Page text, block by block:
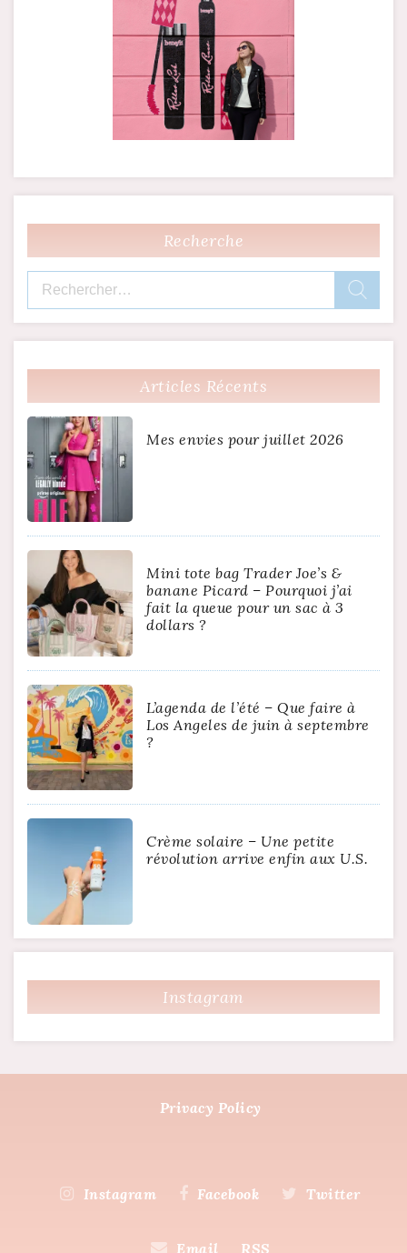
Recherche
Rechercher :
Articles Récents
Mes envies pour juillet 2026
Mini tote bag Trader Joe’s &
banane Picard – Pourquoi j’ai
fait la queue pour un sac à 3
dollars ?
L’agenda de l’été – Que faire à
Los Angeles de juin à septembre
?
Crème solaire – Une petite
révolution arrive enfin aux U.S.
Instagram
Privacy Policy
Instagram Facebook Twitter
Email RSS